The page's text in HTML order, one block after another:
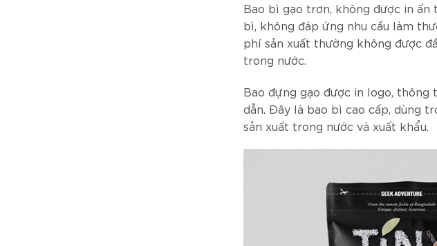
Bao bì gạo trơn, không được in
bì, không đáp ứng nhu cầu làm
phí sản xuất thường không được
trong nước.
Bao đựng gạo được in logo,
dẫn. Đây là bao bì cao cấp, dùng
sản xuất trong nước và xuất khẩu.